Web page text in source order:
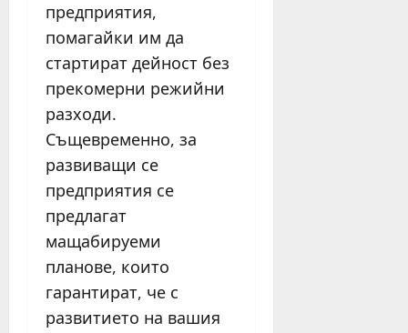
предприятия,
помагайки им да
стартират дейност без
прекомерни режийни
разходи.
Същевременно, за
развиващи се
предприятия се
предлагат
мащабируеми
планове, които
гарантират, че с
развитието на вашия